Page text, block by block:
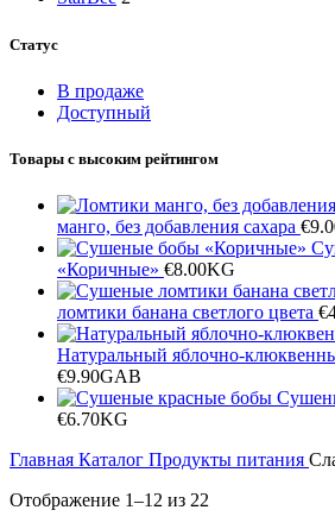
Статус
В продаже
Доступный
Товары с высоким рейтингом
манго, без добавления сахара €
«Коричные» €8.00KG
ломтики банана светлого цвета €
Натуральный яблочно-
€9.90GAB
€6.70KG
Главная Каталог Продукты питания
Отображение 1–12 из 22